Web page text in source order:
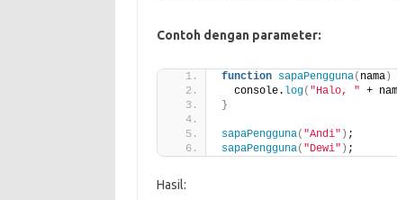
Contoh dengan parameter:
function sapaPengguna( nama)
  console.
log( "Halo, " +
}
sapaPengguna( "Andi" ) ;
sapaPengguna( "Dewi" ) ;
Hasil: